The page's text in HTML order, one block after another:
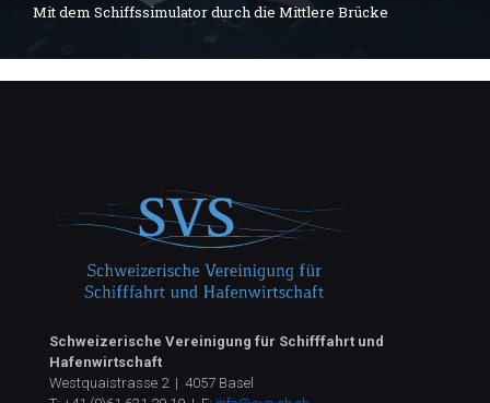
Mit dem Schiffssimulator durch die Mittlere Brücke
Schweizerische Vereinigung für Schifffahrt und
Hafenwirtschaft
Westquaistrasse 2 | 4057 Basel